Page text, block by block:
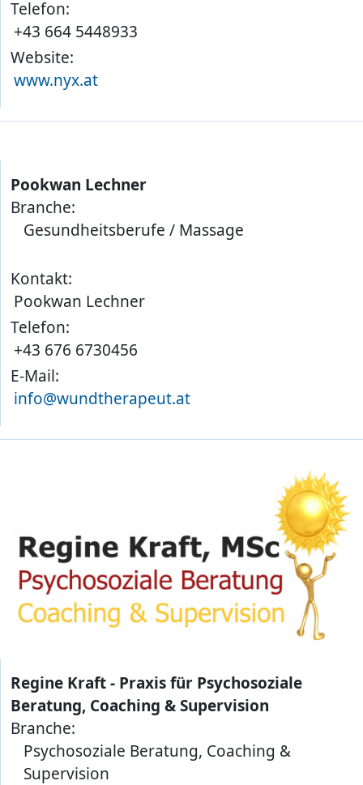
Telefon:
+43 664 5448933
Website:
www.nyx.at
Pookwan Lechner
Branche:
Gesundheitsberufe / Massage
Kontakt:
Pookwan Lechner
Telefon:
+43 676 6730456
E-Mail:
info@wundtherapeut.at
Regine Kraft - Praxis für Psychosoziale
Beratung, Coaching & Supervision
Branche:
Psychosoziale Beratung, Coaching &
Supervision